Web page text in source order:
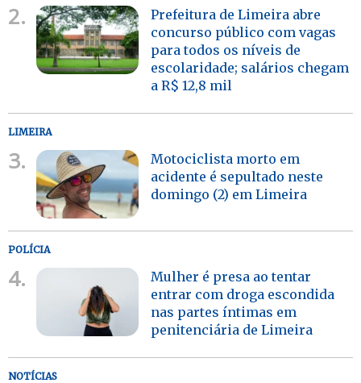
2.
Prefeitura de Limeira abre
concurso público com vagas
para todos os níveis de
escolaridade; salários chegam
a R$ 12,8 mil
LIMEIRA
3.
Motociclista morto em
acidente é sepultado neste
domingo (2) em Limeira
POLÍCIA
4.
Mulher é presa ao tentar
entrar com droga escondida
nas partes íntimas em
penitenciária de Limeira
NOTÍCIAS